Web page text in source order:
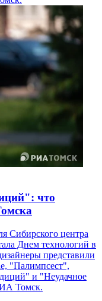
что
Сибирского центра
Днем технологий в
представили
"Палимпсест",
и "Неудачное
Томск.